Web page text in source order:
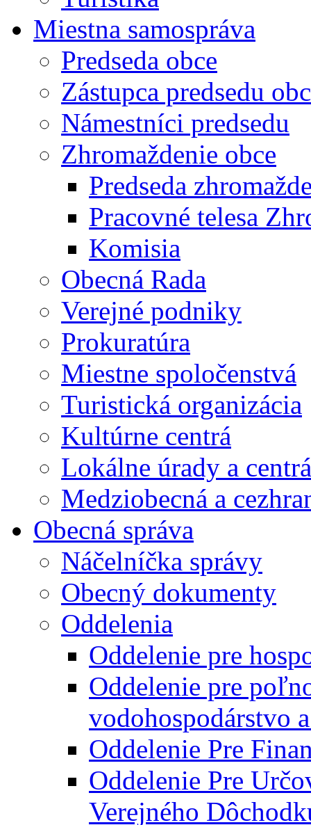
Miestna samospráva
Predseda obce
Zástupca predsedu
Námestníci predsedu
Zhromaždenie obce
Predseda
Pracovné telesa
Komisia
Obecná Rada
Verejné podniky
Prokuratúra
Miestne spoločenstvá
Turistická organizácia
Kultúrne centrá
Lokálne úrady a centrá
Medziobecná a
Obecná správa
Náčelníčka správy
Obecný dokumenty
Oddelenia
Oddelenie pre
Oddelenie pre
vodohospodárstvo
Oddelenie Pre
Oddelenie Pre
Verejného